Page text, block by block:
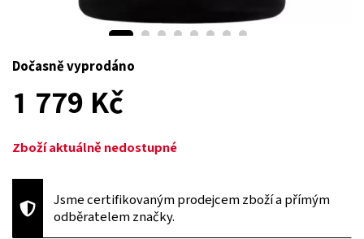
Dočasně vyprodáno
1 779 Kč
Zboží aktuálně nedostupné
Jsme certifikovaným prodejcem zboží a přímým
odběratelem značky.